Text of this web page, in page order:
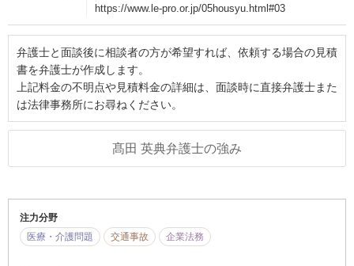
https://www.le-pro.or.jp/05housyu.html#03
弁護士と面談後に相談者の方が希望すれば、依頼する場合の見積
書を弁護士が作成します。
上記料金の不明点や見積料金の詳細は、面談時に直接弁護士また
は法律事務所にお尋ねください。
髙田 英典弁護士の強み
注力分野
医療・介護問題
交通事故 企業法務